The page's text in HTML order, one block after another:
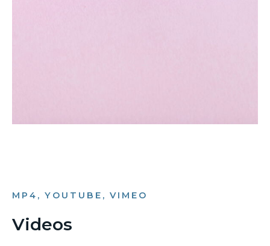
MP4, YOUTUBE, VIMEO
Videos